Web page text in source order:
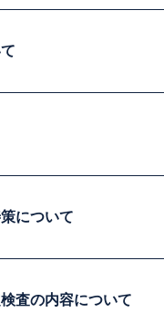
について
査の内容について